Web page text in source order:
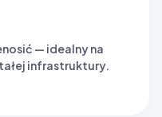
— idealny na
infrastruktury.